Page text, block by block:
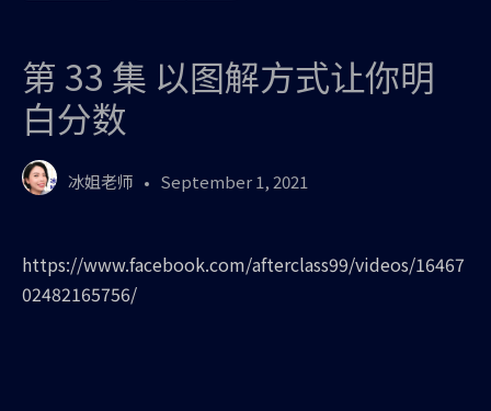
第 33 集 以图解方式让你明
白分数
冰姐老师 September 1, 2021
https://www.facebook.com/afterclass99/videos/16467
02482165756/